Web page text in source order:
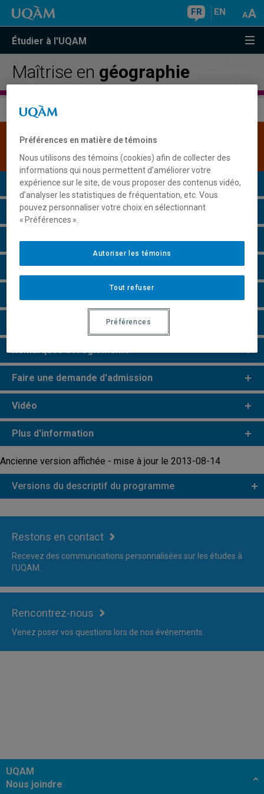
FR EN
Étudier à l'UQAM
Maîtrise en géographie
Une version plus récente de ce programme est
disponible. Cliquez ici pour la consulter
Présentation du programme
Conditions d'admission
Cours à suivre et horaires
Particularités
Champs de recherche
Remarques et règlements
Faire une demande d'admission
Vidéo
Plus d'information
Ancienne version affichée - mise à jour le 2013-08-14
Versions du descriptif du programme
Restons en contact
Recevez des communications personnalisées sur les études à
l'UQAM.
Rencontrez-nous
Venez poser vos questions lors de nos événements.
UQAM
Nous joindre
Préférences en matière de témoins
Nous utilisons des témoins (cookies) afin de collecter des
informations qui nous permettent d’améliorer votre
expérience sur le site, de vous proposer des contenus vidéo,
d’analyser les statistiques de fréquentation, etc. Vous
pouvez personnaliser votre choix en sélectionnant
« Préférences ».
Tout refuser
Autoriser les témoins
Préférences